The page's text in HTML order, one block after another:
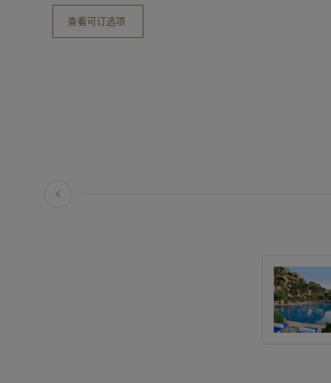
查看可订选项